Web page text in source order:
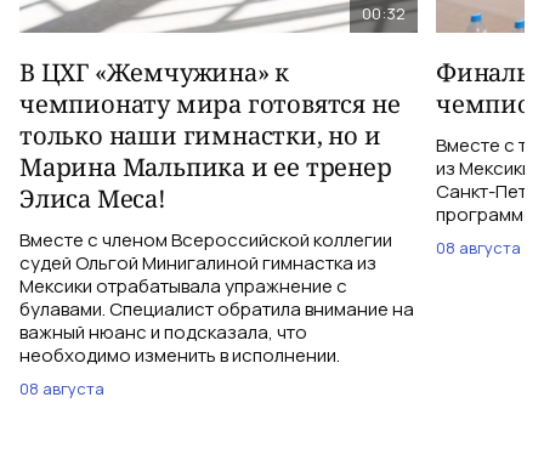
00:32
В ЦХГ «Жемчужина» к
чемпионату мира готовятся не
только наши гимнастки, но и
Марина Мальпика и ее тренер
Элиса Меса!
Вместе с членом Всероссийской коллегии
судей Ольгой Минигалиной гимнастка из
Мексики отрабатывала упражнение с
булавами. Специалист обратила внимание на
важный нюанс и подсказала, что
необходимо изменить в исполнении.
08 августа
Вместе с
из Мексики
Санкт-
программе
08 августа